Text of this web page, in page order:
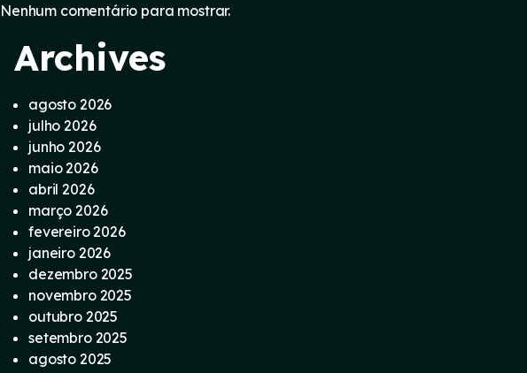
Nenhum comentário para mostrar.
Archives
agosto 2026
julho 2026
junho 2026
maio 2026
abril 2026
março 2026
fevereiro 2026
janeiro 2026
dezembro 2025
novembro 2025
outubro 2025
setembro 2025
agosto 2025